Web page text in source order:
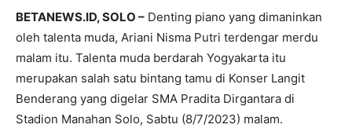
BETANEWS.ID, SOLO – Denting piano yang dimaninkan
oleh talenta muda, Ariani Nisma Putri terdengar merdu
malam itu. Talenta muda berdarah Yogyakarta itu
merupakan salah satu bintang tamu di Konser Langit
Benderang yang digelar SMA Pradita Dirgantara di
Stadion Manahan Solo, Sabtu (8/7/2023) malam.